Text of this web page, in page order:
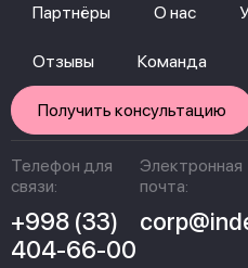
Партнёры О нас
Отзывы Команда
Получить консультацию
Телефон для
связи:
+998 (33)
404-66-00
Электронная
почта: